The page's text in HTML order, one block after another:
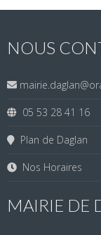
NOUS
05 53 28 41 16
Plan de Daglan
Nos Horaires
MAIRIE DE